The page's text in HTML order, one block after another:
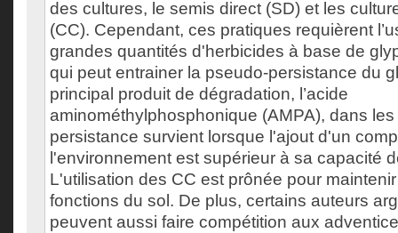
des cultures, le semis direct (SD) et les
(CC). Cependant, ces pratiques requièrent
grandes quantités d'herbicides à base de
qui peut entrainer la pseudo-persistance du
principal produit de dégradation, l’acide
aminométhylphosphonique (AMPA), dans
persistance survient lorsque l'ajout d'un
l'environnement est supérieur à sa capacité
L'utilisation des CC est prônée pour
fonctions du sol. De plus, certains auteurs
peuvent aussi faire compétition aux